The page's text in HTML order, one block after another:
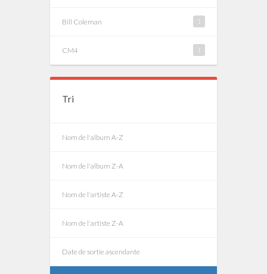
Bill Coleman 1
CM4 1
Tri
Nom de l'album A-Z
Nom de l'album Z-A
Nom de l'artiste A-Z
Nom de l'artiste Z-A
Date de sortie ascendante